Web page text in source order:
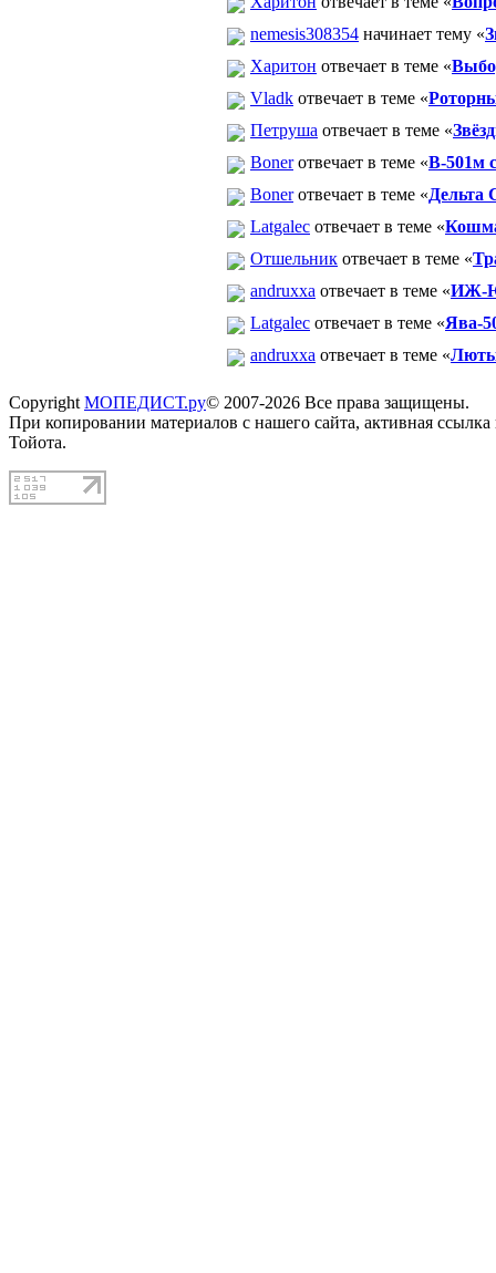
nemesis308354 начинает тему «
Харитон отвечает в теме «
Vladk отвечает в теме «
Петруша отвечает в теме «
Bonerотвечает в теме «В-501м
Bonerотвечает в теме «Дельта
Latgalec отвечает в теме «
Отшельник отвечает в теме «
andruxxa отвечает в теме «ИЖ-Ю
Latgalec отвечает в теме «Ява-
andruxxa отвечает в теме «
Copyright МОПЕДИСТ.ру© 2007-2026 Все права защищены.
При копировании материалов с нашего сайта, активная
Тойота.